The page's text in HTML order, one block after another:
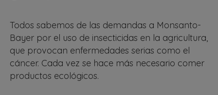
Todos sabemos de las demandas a Monsanto-
Bayer por el uso de insecticidas en la agricultura,
que provocan enfermedades serias como el
cáncer. Cada vez se hace más necesario comer
productos ecológicos.